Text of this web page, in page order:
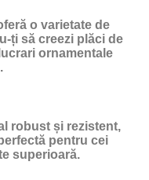
o varietate de
ți să creezi plăci de
ornamentale
robust și rezistent,
pentru cei
superioară.